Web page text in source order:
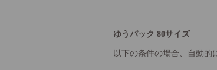
ゆうパック 80サイズ
以下の条件の場合、自動的